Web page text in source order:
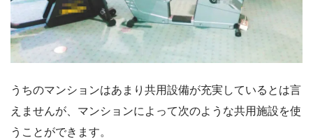
うちのマンションはあまり共用設備が充実しているとは言
えませんが、マンションによって次のような共用施設を使
うことができます。